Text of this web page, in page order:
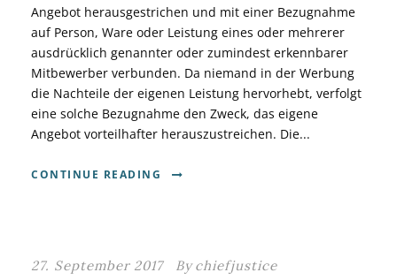
Angebot herausgestrichen und mit einer Bezugnahme
auf Person, Ware oder Leistung eines oder mehrerer
ausdrücklich genannter oder zumindest erkennbarer
Mitbewerber verbunden. Da niemand in der Werbung
die Nachteile der eigenen Leistung hervorhebt, verfolgt
eine solche Bezugnahme den Zweck, das eigene
Angebot vorteilhafter herauszustreichen. Die...
CONTINUE READING
27. September 2017 By chiefjustice